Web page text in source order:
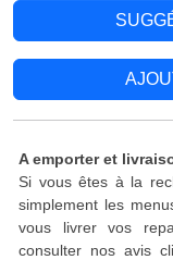
A emporter et
Si vous êtes à la
simplement les
vous livrer vos
consulter nos avis